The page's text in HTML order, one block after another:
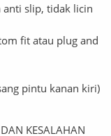
slip, tidak licin
fit atau plug and
pintu kanan kiri)
KESALAHAN